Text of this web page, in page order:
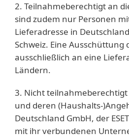
2. Teilnahmeberechtigt an
sind zudem nur Personen
Lieferadresse in
Schweiz. Eine
ausschließlich an eine
Ländern.
3. Nicht
und deren (Haushalts-
Deutschland GmbH, der
mit ihr verbundenen